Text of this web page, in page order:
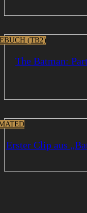
(TB2)
The Batman:
Erster Clip aus